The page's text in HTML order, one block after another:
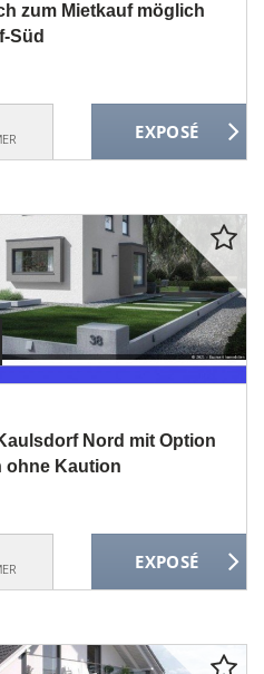
zum Mietkauf möglich
Süd
Nord mit Option
ohne Kaution